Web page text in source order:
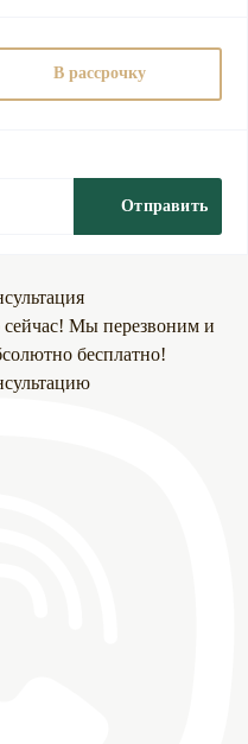
В рассрочку
Отправить
сейчас! Мы перезвоним и
бесплатно!